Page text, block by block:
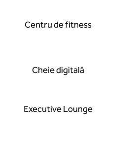
Centru de fitness
Cheie digitală
Executive Lounge